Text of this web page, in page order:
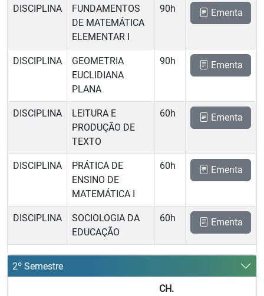
DISCIPLINA
FUNDAMENTOS
DE MATEMÁTICA
ELEMENTAR I
90h Ementa
DISCIPLINA
GEOMETRIA
EUCLIDIANA
PLANA
90h Ementa
DISCIPLINA
LEITURA E
PRODUÇÃO DE
TEXTO
60h Ementa
DISCIPLINA
PRÁTICA DE
ENSINO DE
MATEMÁTICA I
60h Ementa
DISCIPLINA
SOCIOLOGIA DA
EDUCAÇÃO
60h Ementa
2º Semestre
CH.